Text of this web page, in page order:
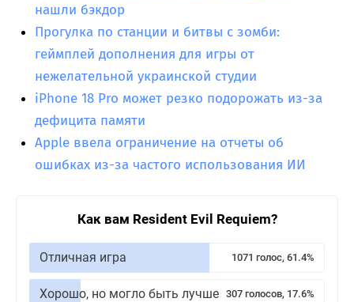
нашли бэкдор
Прогулка по станции и битвы с зомби:
геймплей дополнения для игры от
нежелательной украинской студии
iPhone 18 Pro может резко подорожать из-за
дефицита памяти
Apple ввела ограничение на отчеты об
ошибках из-за частого использования ИИ
Как вам Resident Evil Requiem?
Отличная игра 1071 голос, 61.4%
Хорошо, но могло быть лучше 307 голосов, 17.6%